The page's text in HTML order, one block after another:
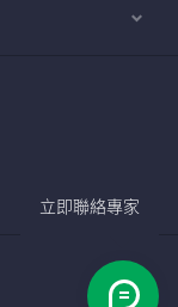
立即聯絡專家